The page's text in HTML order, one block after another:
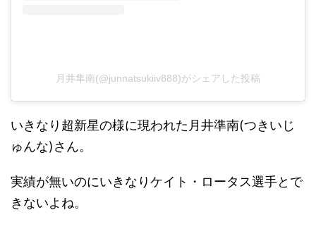
月井隼南(@junnatsukiiv888)がシェアした投稿
いきなり超新星の様に現われた月井準南(つきいじ
ゅんな)さん。
実績が無いのにいきなりケイト・ロータス選手とで
きないよね。